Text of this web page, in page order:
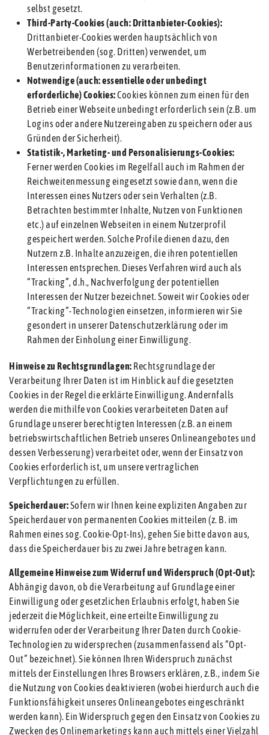
selbst gesetzt.
Third-Party-Cookies (auch: Drittanbieter-Cookies):
Drittanbieter-Cookies werden hauptsächlich von
Werbetreibenden (sog. Dritten) verwendet, um
Benutzerinformationen zu verarbeiten.
Notwendige (auch: essentielle oder unbedingt
erforderliche) Cookies:Cookies können zum einen für den
Betrieb einer Webseite unbedingt erforderlich sein (z.B. um
Logins oder andere Nutzereingaben zu speichern oder aus
Gründen der Sicherheit).
Statistik-, Marketing- und Personalisierungs-Cookies:
Ferner werden Cookies im Regelfall auch im Rahmen der
Reichweitenmessung eingesetzt sowie dann, wenn die
Interessen eines Nutzers oder sein Verhalten (z.B.
Betrachten bestimmter Inhalte, Nutzen von Funktionen
etc.) auf einzelnen Webseiten in einem Nutzerprofil
gespeichert werden. Solche Profile dienen dazu, den
Nutzern z.B. Inhalte anzuzeigen, die ihren potentiellen
Interessen entsprechen. Dieses Verfahren wird auch als
“Tracking”, d.h., Nachverfolgung der potentiellen
Interessen der Nutzer bezeichnet. Soweit wir Cookies oder
“Tracking”-Technologien einsetzen, informieren wir Sie
gesondert in unserer Datenschutzerklärung oder im
Rahmen der Einholung einer Einwilligung.
Hinweise zu Rechtsgrundlagen: Rechtsgrundlage der
Verarbeitung Ihrer Daten ist im Hinblick auf die gesetzten
Cookies in der Regel die erklärte Einwilligung. Andernfalls
werden die mithilfe von Cookies verarbeiteten Daten auf
Grundlage unserer berechtigten Interessen (z.B. an einem
betriebswirtschaftlichen Betrieb unseres Onlineangebotes und
dessen Verbesserung) verarbeitet oder, wenn der Einsatz von
Cookies erforderlich ist, um unsere vertraglichen
Verpflichtungen zu erfüllen.
Speicherdauer:Sofern wir Ihnen keine expliziten Angaben zur
Speicherdauer von permanenten Cookies mitteilen (z. B. im
Rahmen eines sog. Cookie-Opt-Ins), gehen Sie bitte davon aus,
dass die Speicherdauer bis zu zwei Jahre betragen kann.
Allgemeine Hinweise zum Widerruf und Widerspruch (Opt-Out):
Abhängig davon, ob die Verarbeitung auf Grundlage einer
Einwilligung oder gesetzlichen Erlaubnis erfolgt, haben Sie
jederzeit die Möglichkeit, eine erteilte Einwilligung zu
widerrufen oder der Verarbeitung Ihrer Daten durch Cookie-
Technologien zu widersprechen (zusammenfassend als “Opt-
Out” bezeichnet). Sie können Ihren Widerspruch zunächst
mittels der Einstellungen Ihres Browsers erklären, z.B., indem Sie
die Nutzung von Cookies deaktivieren (wobei hierdurch auch die
Funktionsfähigkeit unseres Onlineangebotes eingeschränkt
werden kann). Ein Widerspruch gegen den Einsatz von Cookies zu
Zwecken des Onlinemarketings kann auch mittels einer Vielzahl